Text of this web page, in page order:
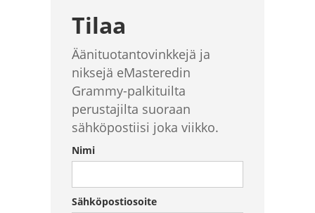
Tilaa
Äänituotantovinkkejä ja
niksejä eMasteredin
Grammy-palkituilta
perustajilta suoraan
sähköpostiisi joka viikko.
Nimi
Sähköpostiosoite